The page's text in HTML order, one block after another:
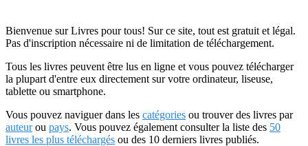
Bienvenue sur Livres pour tous! Sur ce site, tout est gratuit et légal.
Pas d'inscription nécessaire ni de limitation de téléchargement.
Tous les livres peuvent être lus en ligne et vous pouvez télécharger
la plupart d'entre eux directement sur votre ordinateur, liseuse,
tablette ou smartphone.
Vous pouvez naviguer dans les catégories ou trouver des livres par
auteurou pays. Vous pouvez également consulter la liste des 50
livres les plus téléchargés ou des 10 derniers livres publiés.